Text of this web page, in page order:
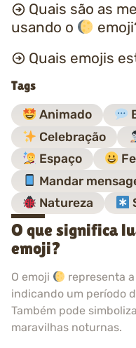
Quais são as
usando o
Quais emojis
Tags
Animado
Celebração
Espaço
Mandar
Natureza
O que significa
emoji?
O emoji
representa
indicando um período
Também pode
maravilhas noturnas.